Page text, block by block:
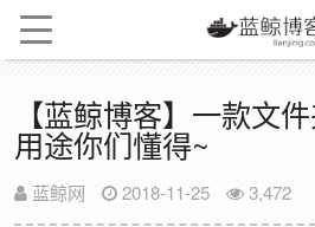
【蓝鲸博客】一款文
用途你们懂得~
蓝鲸网 2018-11-25 3,472